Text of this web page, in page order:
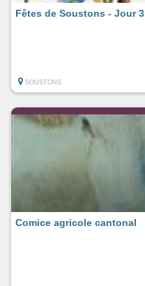
Fêtes de Soustons - Jour 3
SOUSTONS
Comice agricole cantonal